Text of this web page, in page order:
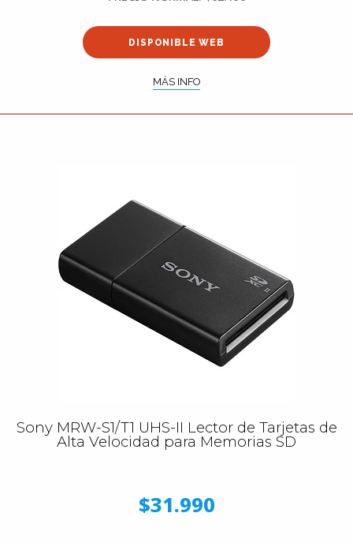
DISPONIBLE WEB
MÁS INFO
Sony MRW-S1/T1 UHS-II Lector de Tarjetas de
Alta Velocidad para Memorias SD
$31.990